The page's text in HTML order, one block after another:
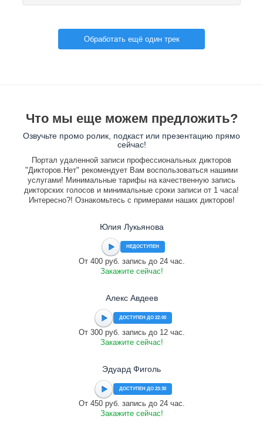
Обработать ещё один трек
Что мы еще можем предложить?
Озвучьте промо ролик, подкаст или презентацию прямо
сейчас!
Портал удаленной записи профессиональных дикторов
"Дикторов.Нет" рекомендует Вам воспользоваться нашими
услугами! Минимальные тарифы на качественную запись
дикторских голосов и минимальные сроки записи от 1 часа!
Интересно?! Ознакомьтесь с примерами наших дикторов!
Юлия Лукьянова
НЕДОСТУПЕН
От 400 руб. запись до 24 час.
Закажите сейчас!
Алекс Авдеев
ДОСТУПЕН ДО 22:00
От 300 руб. запись до 12 час.
Закажите сейчас!
Эдуард Фиголь
ДОСТУПЕН ДО 23:30
От 450 руб. запись до 24 час.
Закажите сейчас!